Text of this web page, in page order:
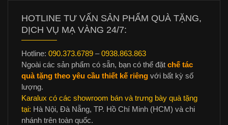
HOTLINE TƯ VẤN SẢN PHẨM QUÀ TẶNG,
DỊCH VỤ MẠ VÀNG 24/7:
Hotline: 090.373.6789 –0938.863.863
Ngoài các sản phẩm có sẵn, bạn có thể đặt chế tác
quà tặng theo yêu cầu thiết kế riêng với bất kỳ số
lượng.
Karalux có các showroom bán và trưng bày quà tặng
tại: Hà Nội, Đà Nẵng, TP. Hồ Chí Minh (HCM) và chi
nhánh trên toàn quốc.